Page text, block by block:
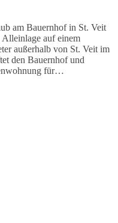
am Bauernhof in St. Veit
auf einem
außerhalb von St. Veit im
den Bauernhof und
für…